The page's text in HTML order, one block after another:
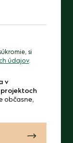
si
údajov.
v
občasne,